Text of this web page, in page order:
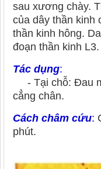
sau xương chày.
của dây thần kinh
thần kinh hông.
đoạn thần kinh L3.
Tác dụng:
- Tại chỗ: Đau
cẳng chân.
Cách châm cứu:
phút.